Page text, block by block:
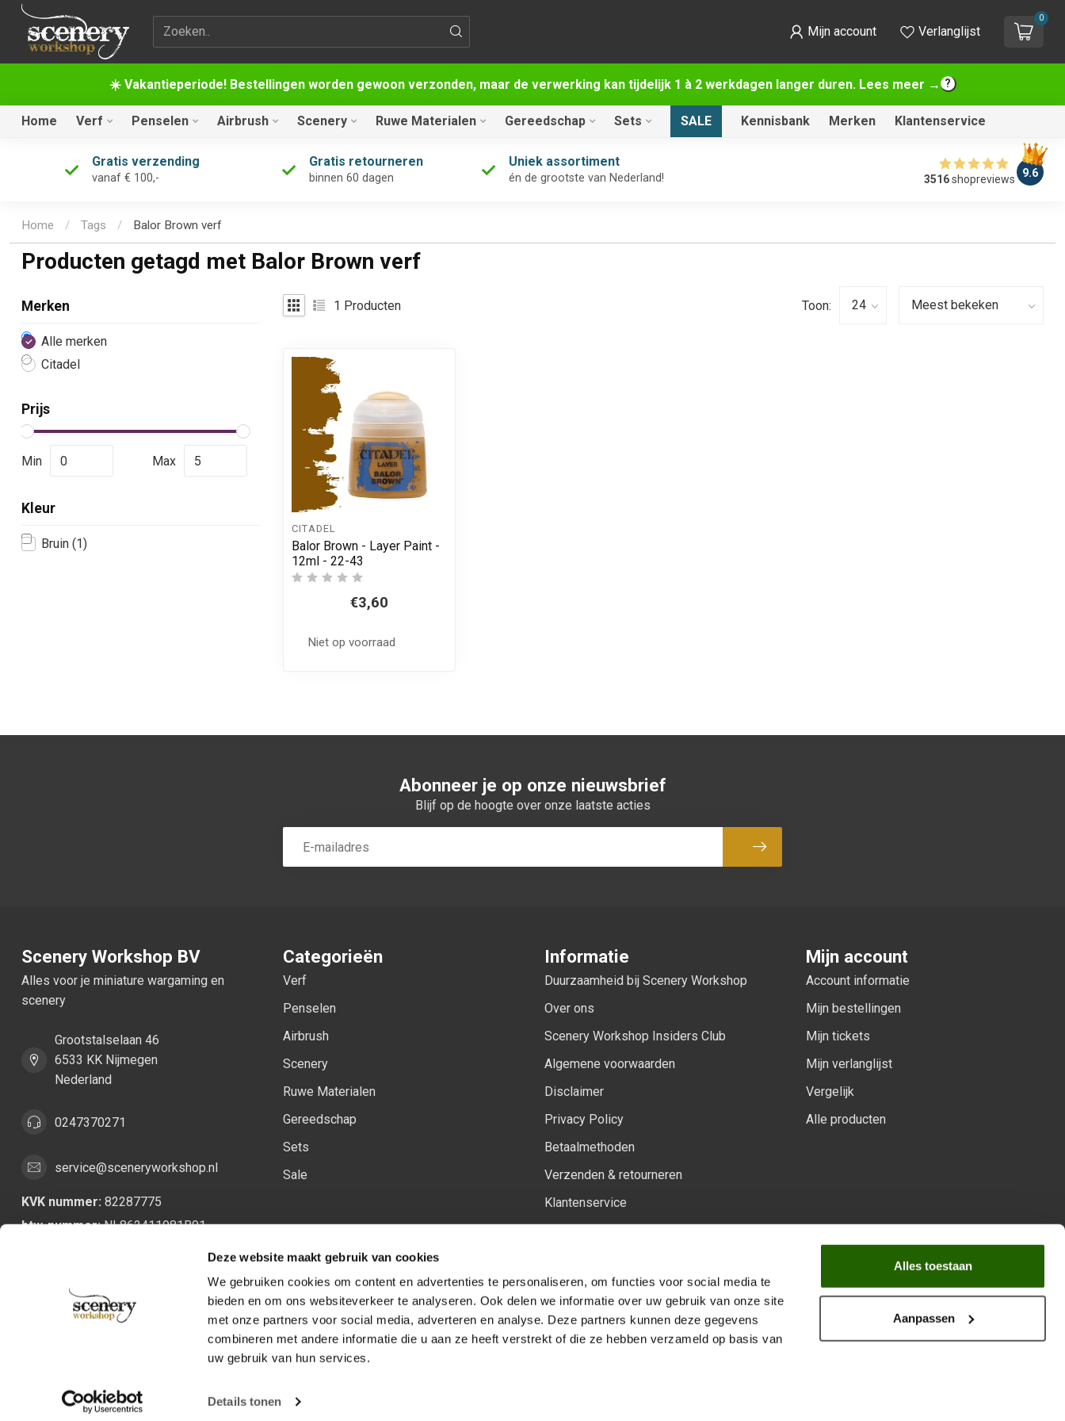
Deze website maakt gebruik van cookies
We gebruiken cookies om content en advertenties te personaliseren, om functies voor social media te
bieden en om ons websiteverkeer te analyseren. Ook delen we informatie over uw gebruik van onze site
met onze partners voor social media, adverteren en analyse. Deze partners kunnen deze gegevens
combineren met andere informatie die u aan ze heeft verstrekt of die ze hebben verzameld op basis van
uw gebruik van hun services.
Details tonen
Alles toestaan
Aanpassen
☀️ Vakantieperiode! Bestellingen worden gewoon verzonden, maar de verwerking kan tijdelijk 1 à 2 werkdagen langer duren. Lees meer →
Zoekterm Mijn account Verlanglijst
0
Home Verf Penselen Airbrush Scenery Ruwe Materialen Gereedschap Sets SALE Kennisbank Merken Klantenservice
Gratis verzending
vanaf € 100,-
Gratis retourneren
binnen 60 dagen
Uniek assortiment
én de grootste van Nederland! 3516shopreviews 9.6
Home / Tags / Balor Brown verf
Producten getagd met Balor Brown verf
Merken
Alle merken
Citadel
Kleur
Bruin (1)
Prijs
Min Max
1 Producten Toon:
CITADEL
Balor Brown - Layer Paint -
12ml - 22-43
€3,60
Niet op voorraad
Abonneer je op onze nieuwsbrief
Blijf op de hoogte over onze laatste acties
Abonneer
Scenery Workshop BV
Alles voor je miniature wargaming en
scenery
Grootstalselaan 46
6533 KK Nijmegen
Nederland
0247370271
service@sceneryworkshop.nl
KVK nummer: 82287775
btw-nummer:NL862411981B01
Categorieën
Verf
Penselen
Airbrush
Scenery
Ruwe Materialen
Gereedschap
Sets
Sale
Informatie
Duurzaamheid bij Scenery Workshop
Over ons
Scenery Workshop Insiders Club
Algemene voorwaarden
Disclaimer
Privacy Policy
Betaalmethoden
Verzenden & retourneren
Klantenservice
Mijn account
Account informatie
Mijn bestellingen
Mijn tickets
Mijn verlanglijst
Vergelijk
Alle producten
Volg ons op:
Facebook
YoutubeInstagram